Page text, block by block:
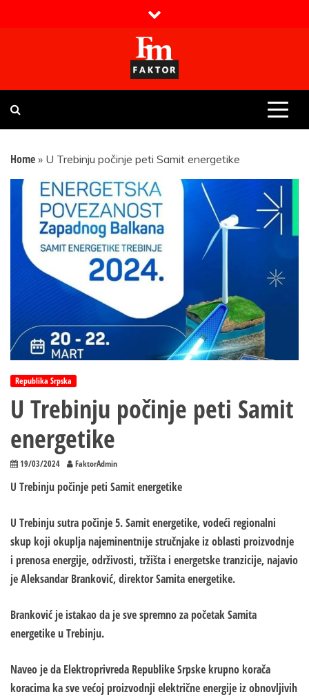
Faktor magazin
Uvijek presudan
Home » U Trebinju počinje peti Samit energetike
Republika Srpska
U Trebinju počinje peti Samit
energetike
19/03/2024 FaktorAdmin
U Trebinju počinje peti Samit energetike
U Trebinju sutra počinje 5. Samit energetike, vodeći regionalni
skup koji okuplja najeminentnije stručnjake iz oblasti proizvodnje
i prenosa energije, održivosti, tržišta i energetske tranzicije, najavio
je Aleksandar Branković, direktor Samita energetike.
Branković je istakao da je sve spremno za početak Samita
energetike u Trebinju.
Naveo je da Elektroprivreda Republike Srpske krupno korača
koracima ka sve većoj proizvodnji električne energije iz obnovljivih